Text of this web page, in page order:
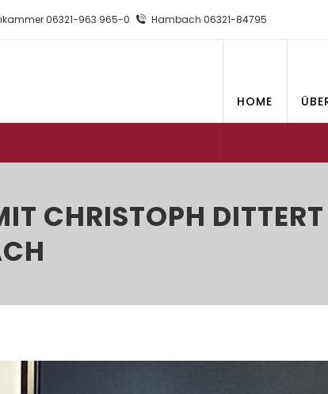
06321-963 965-0 Hambach 06321-84795
HOME
CHRISTOPH